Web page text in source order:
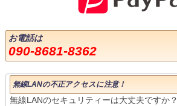
お電話は
090-8681-8362
無線LANの不正アクセスに注意！
無線LANのセキュリティーは大丈夫ですか？